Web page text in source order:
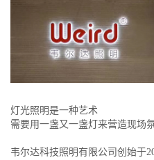
灯光照明是一种艺术
需要用一盏又一盏灯来营造现场
韦尔达科技照明有限公司创始于